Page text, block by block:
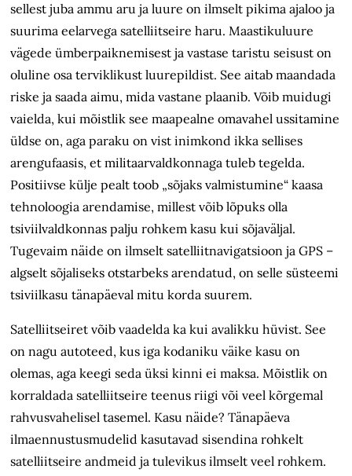
sellest juba ammu aru ja luure on ilmselt pikima ajaloo ja
suurima eelarvega satelliitseire haru. Maastikuluure
vägede ümberpaiknemisest ja vastase taristu seisust on
oluline osa terviklikust luurepildist. See aitab maandada
riske ja saada aimu, mida vastane plaanib. Võib muidugi
vaielda, kui mõistlik see maapealne omavahel ussitamine
üldse on, aga paraku on vist inimkond ikka sellises
arengufaasis, et militaarvaldkonnaga tuleb tegelda.
Positiivse külje pealt toob „sõjaks valmistumine“ kaasa
tehnoloogia arendamise, millest võib lõpuks olla
tsiviilvaldkonnas palju rohkem kasu kui sõjaväljal.
Tugevaim näide on ilmselt satelliitnavigatsioon ja GPS –
algselt sõjaliseks otstarbeks arendatud, on selle süsteemi
tsiviilkasu tänapäeval mitu korda suurem.
Satelliitseiret võib vaadelda ka kui avalikku hüvist. See
on nagu autoteed, kus iga kodaniku väike kasu on
olemas, aga keegi seda üksi kinni ei maksa. Mõistlik on
korraldada satelliitseire teenus riigi või veel kõrgemal
rahvusvahelisel tasemel. Kasu näide? Tänapäeva
ilmaennustusmudelid kasutavad sisendina rohkelt
satelliitseire andmeid ja tulevikus ilmselt veel rohkem.